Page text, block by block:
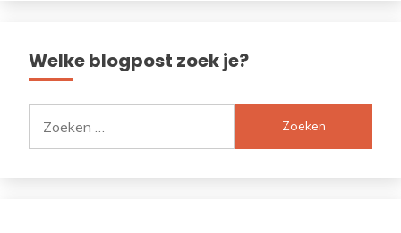
Welke blogpost zoek je?
naar: